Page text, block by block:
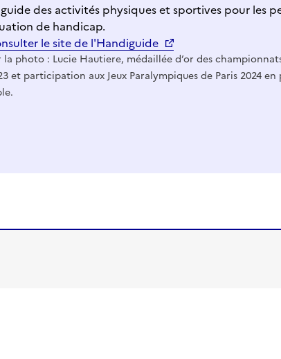
guide des activités physiques et sportives pour les
de handicap.
le site de l'Handiguide
la photo : Lucie Hautiere, médaillée d’or des
et participation aux Jeux Paralympiques de Paris 2024